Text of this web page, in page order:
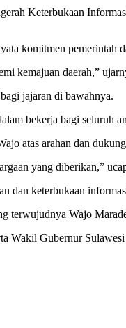
Keterbukaan
komitmen pemerintah
kemajuan daerah,”
jajaran di bawahnya.
bekerja bagi seluruh
atas arahan dan
yang diberikan,”
dan keterbukaan
terwujudnya Wajo
Wakil Gubernur